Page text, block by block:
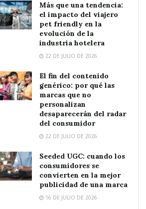
Más que una tendencia:
el impacto del viajero
pet friendly en la
evolución de la
industria hotelera
22 DE JULIO DE 2026
El fin del contenido
genérico: por qué las
marcas que no
personalizan
desaparecerán del radar
del consumidor
22 DE JULIO DE 2026
Seeded UGC: cuando los
consumidores se
convierten en la mejor
publicidad de una marca
16 DE JULIO DE 2026